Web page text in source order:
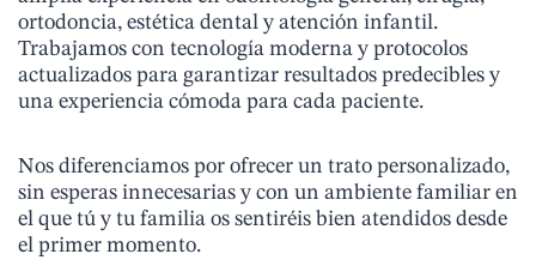
ortodoncia, estética dental y atención infantil.
Trabajamos con tecnología moderna y protocolos
actualizados para garantizar resultados predecibles y
una experiencia cómoda para cada paciente.
Nos diferenciamos por ofrecer un trato personalizado,
sin esperas innecesarias y con un ambiente familiar en
el que tú y tu familia os sentiréis bien atendidos desde
el primer momento.